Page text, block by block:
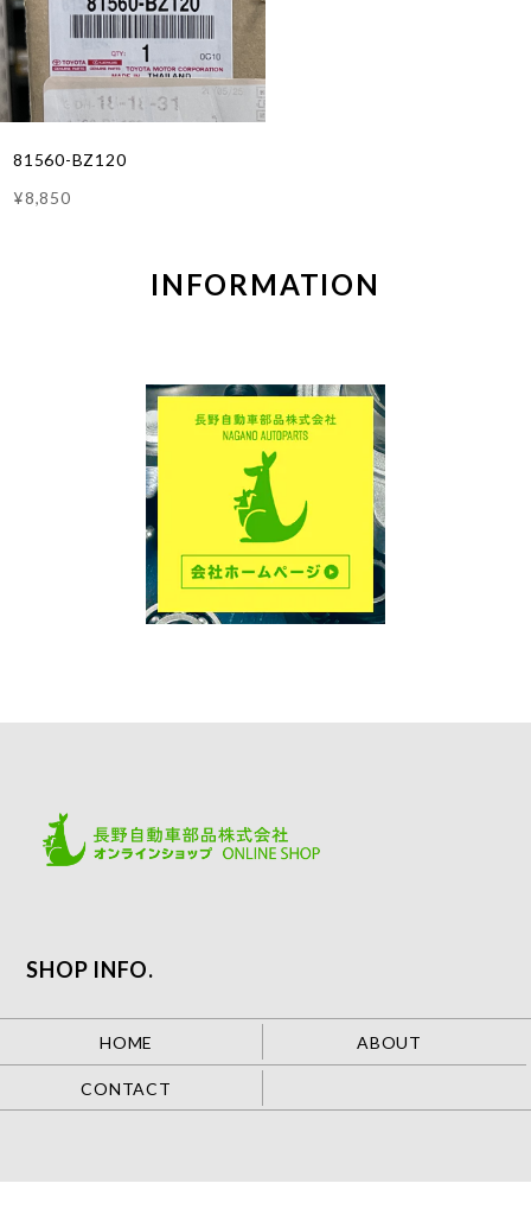
81560-BZ120
¥8,850
INFORMATION
SHOP INFO.
HOME ABOUT
CONTACT